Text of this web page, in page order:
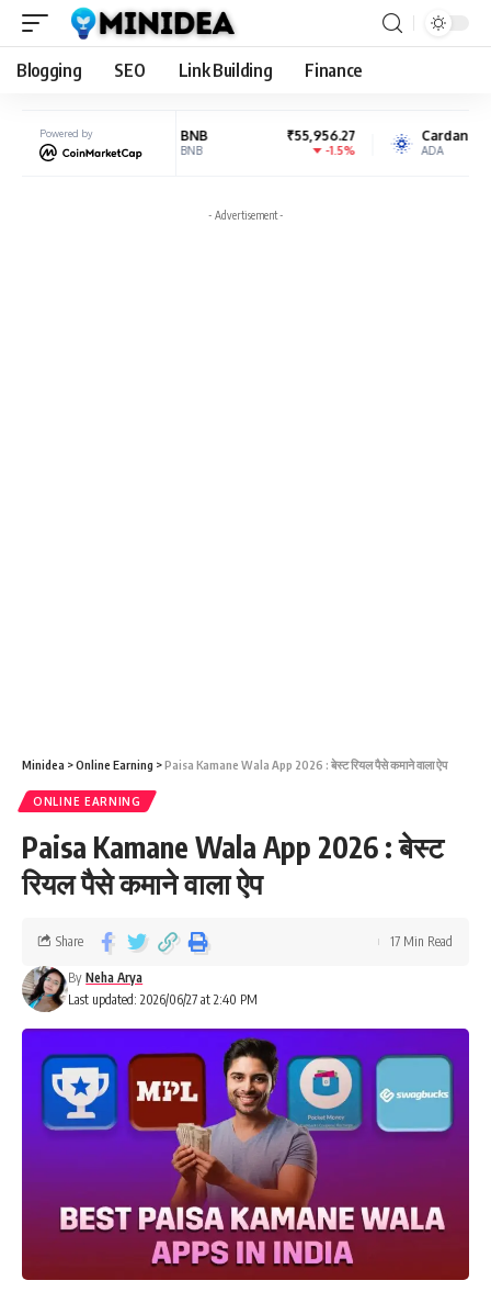
Blogging SEO Link Building Finance
Powered byBNB ₹55,956.27
BNB
Cardano
ADA
- Advertisement -
Minidea >Online Earning >Paisa Kamane Wala App 2026 : बेस्ट रियल पैसे कमाने वाला ऐप
ONLINE EARNING
Paisa Kamane Wala App 2026 : बेस्ट
रियल पैसे कमाने वाला ऐप
Last updated: 2026/06/27 at 2:40 PM
By Neha Arya
Share 17 Min Read